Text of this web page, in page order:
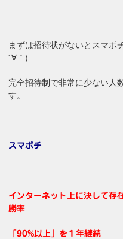
まずは招待状がないとスマポ
´∀｀)
完全招待制で非常に少ない人
す。
スマポチ
インターネット上に決して存
勝率
「90%以上」を１年継続